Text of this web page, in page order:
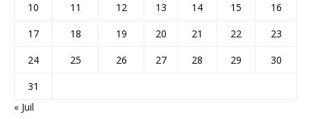
10
11 12 13 14 15
16
17
18 19 20 21 22
23
24
25 26 27 28 29
30
31
« Juil